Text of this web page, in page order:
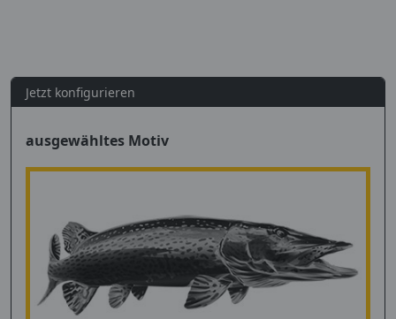
Jetzt konfigurieren
ausgewähltes Motiv